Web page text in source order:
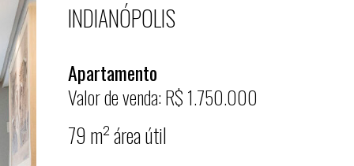
INDIANÓPOLIS
Apartamento
Valor de venda: R$ 1.750.000
79 m² área útil